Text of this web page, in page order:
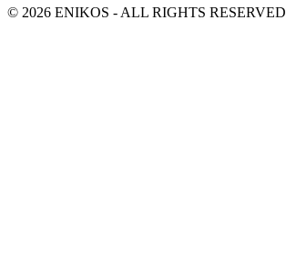
© 2026 ENIKOS - ALL RIGHTS RESERVED